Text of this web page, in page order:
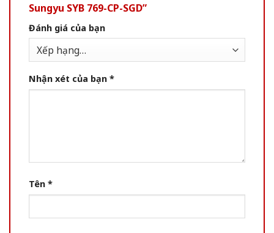
Sungyu SYB 769-CP-SGD”
Đánh giá của bạn
Nhận xét của bạn *
Tên *